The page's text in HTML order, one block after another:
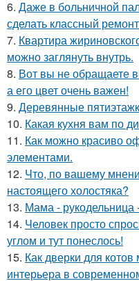
6. Даже в больничной
сделать классный
7. Квартира
можно заглянуть внутрь.
8. Вот вы не обращаете
а его цвет очень важен!
9. Деревянные
10. Какая кухня вам по
11. Как можно красиво
элементами.
12. Что, по вашему
настоящего холостяка?
13. Мама - рукодельница
14. Человек просто
углом и тут понеслось!
15. Как дверки для котов
интерьера в